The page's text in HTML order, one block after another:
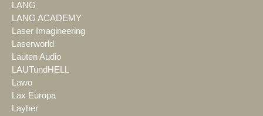
LANG
LANG ACADEMY
Laser Imagineering
Laserworld
Lauten Audio
LAUTundHELL
Lawo
Lax Europa
Layher